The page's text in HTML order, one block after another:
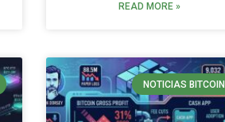
READ MORE »
NOTICIAS BITCOIN